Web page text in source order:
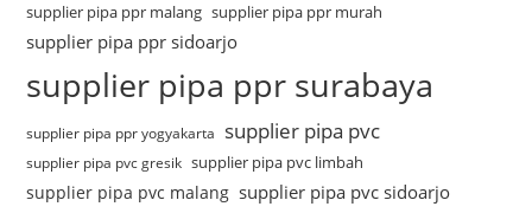
supplier pipa ppr malang supplier pipa ppr murah
supplier pipa ppr sidoarjo
supplier pipa ppr surabaya
supplier pipa ppr yogyakarta supplier pipa pvc
supplier pipa pvc gresik supplier pipa pvc limbah
supplier pipa pvc malang supplier pipa pvc sidoarjo